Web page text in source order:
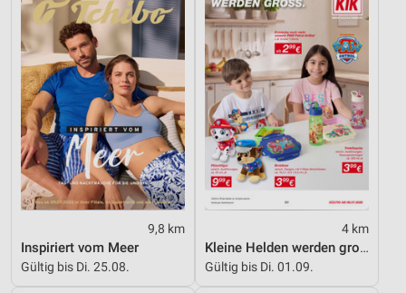
9,8 km
Inspiriert vom Meer
Gültig bis Di. 25.08.
4 km
Kleine Helden werden gross
Gültig bis Di. 01.09.
IAB-Besonderheiten:
Verwendung genauer Standortdaten
Geräte anhand von aktiv angeforderten
Informationen identifizieren
Nicht-IAB-Verarbeitungszwecke:
Notwendig
Performance
Werbung